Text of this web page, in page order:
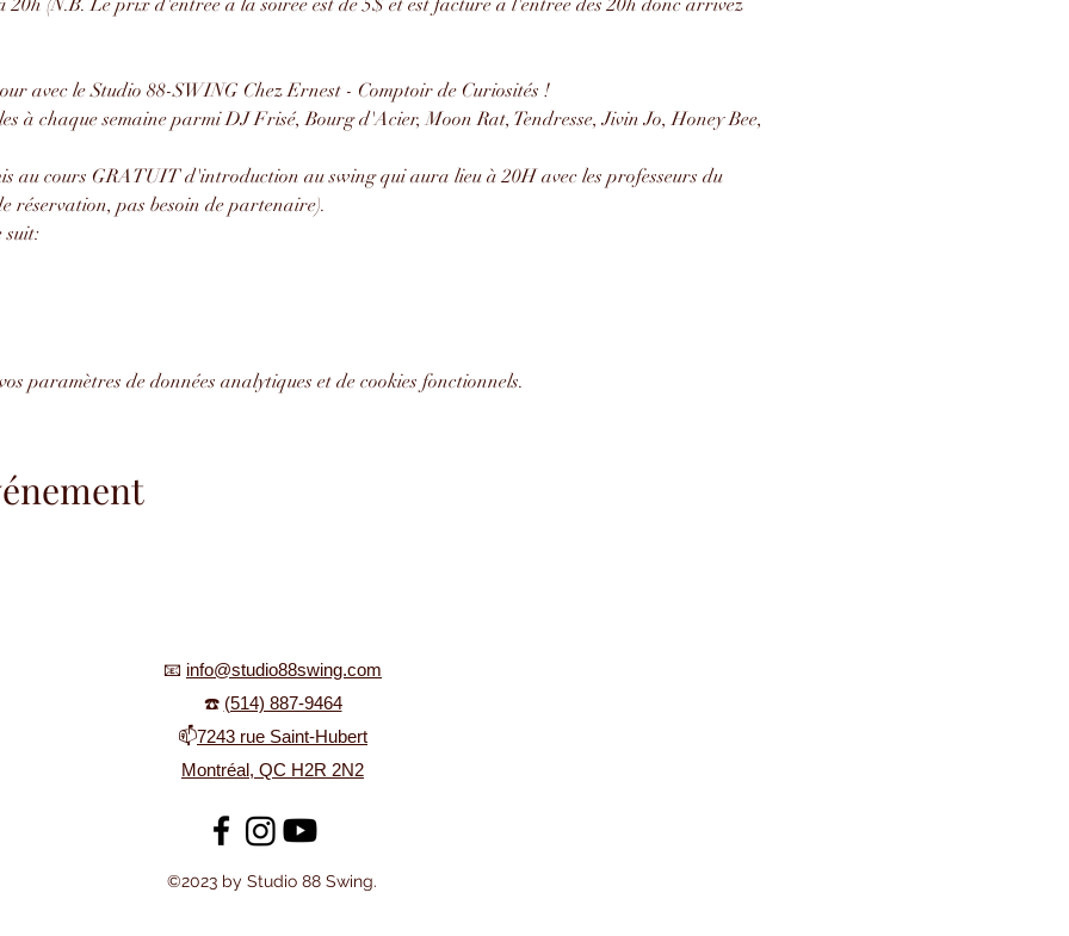
(N.B. Le prix d'entrée à la soirée est de 5$ et est facturé à l'entrée dès 20h donc arrivez
avec le Studio 88-SWING Chez Ernest - Comptoir de Curiosités !
à chaque semaine parmi DJ Frisé, Bourg d'Acier, Moon Rat, Tendresse, Jivin Jo, Honey Bee,
au cours GRATUIT d'introduction au swing qui aura lieu à 20H avec les professeurs du
réservation, pas besoin de partenaire).
suit:
paramètres de données analytiques et de cookies fonctionnels.
📧 info@studio88swing.com
☎️ (514) 887-9464
📫7243 rue Saint-Hubert
Montréal, QC H2R 2N2
©2023 by Studio 88 Swing.